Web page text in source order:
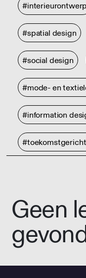
#interieurontwerp
#spatial design
#social design
#mode- en
#information
Geen